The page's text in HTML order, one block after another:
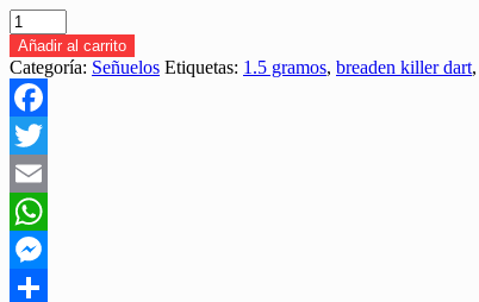
BREADEN
KILLER
DART
1.5GR
CABEZA
PLOMADA
"PAQUETE
6PC"
cantidad
Añadir al carrito
Categoría: Señuelos Etiquetas: 1.5 gramos, breaden killer dart,
Facebook
Twitter
Email
WhatsApp
Messenger